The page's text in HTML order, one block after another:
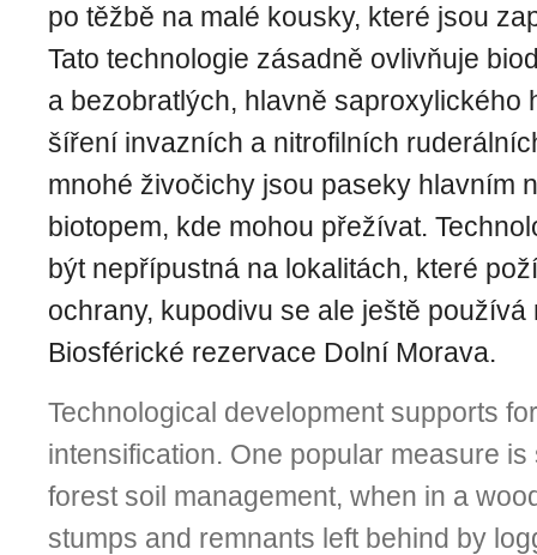
po těžbě na malé kousky, které jsou
Tato technologie zásadně ovlivňuje
a bezobratlých, hlavně saproxylického
šíření invazních a nitrofilních
mnohé živočichy jsou paseky hlavním
biotopem, kde mohou přežívat.
být nepřípustná na lokalitách, které
ochrany, kupodivu se ale ještě používá
Biosférické rezervace Dolní Morava.
Technological development supports
intensification. One popular measure
forest soil management, when in a
stumps and remnants left behind by